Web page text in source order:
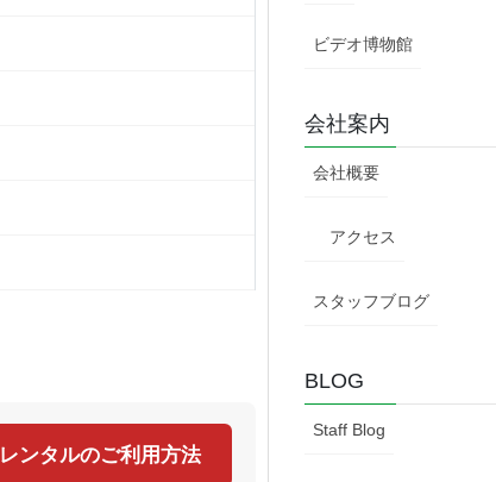
レンタルのご利用方法
ビデオ博物館
会社案内
会社概要
アクセス
スタッフブログ
BLOG
Staff Blog